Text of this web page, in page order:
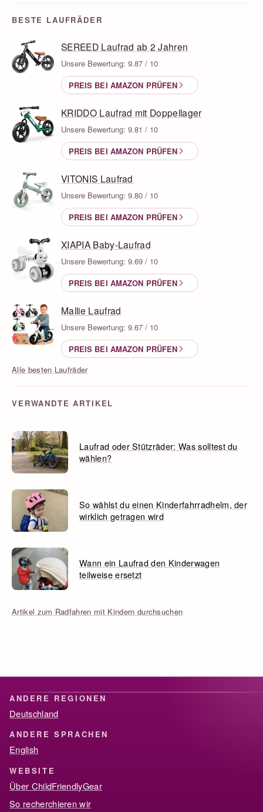
BESTE LAUFRÄDER
SEREED Laufrad ab 2 Jahren
Unsere Bewertung: 9.87 / 10
PREIS BEI AMAZON PRÜFEN
KRIDDO Laufrad mit Doppellager
Unsere Bewertung: 9.81 / 10
PREIS BEI AMAZON PRÜFEN
VITONIS Laufrad
Unsere Bewertung: 9.80 / 10
PREIS BEI AMAZON PRÜFEN
XIAPIA Baby-Laufrad
Unsere Bewertung: 9.69 / 10
PREIS BEI AMAZON PRÜFEN
Mallie Laufrad
Unsere Bewertung: 9.67 / 10
PREIS BEI AMAZON PRÜFEN
Alle besten Laufräder
VERWANDTE ARTIKEL
Laufrad oder Stützräder: Was solltest du
wählen?
So wählst du einen Kinderfahrradhelm, der
wirklich getragen wird
Wann ein Laufrad den Kinderwagen
teilweise ersetzt
Artikel zum Radfahren mit Kindern durchsuchen
ANDERE REGIONEN
Deutschland
ANDERE SPRACHEN
English
WEBSITE
Über ChildFriendlyGear
So recherchieren wir